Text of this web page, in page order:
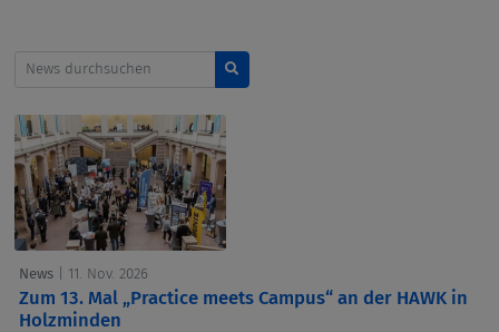
News durchsuchen
Suchen
News | 11. Nov. 2026
Zum 13. Mal „Practice meets Campus“ an der HAWK in
Holzminden